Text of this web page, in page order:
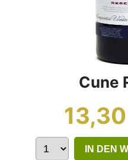
Cune
IN DEN